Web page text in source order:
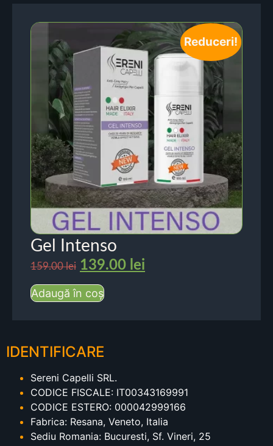
Reduceri!
Gel Intenso
159.00lei 139.00 lei
Adaugă în coș
IDENTIFICARE
Sereni Capelli SRL.
CODICE FISCALE: IT00343169991
CODICE ESTERO: 000042999166
Fabrica: Resana, Veneto, Italia
Sediu Romania: Bucuresti, Sf. Vineri, 25